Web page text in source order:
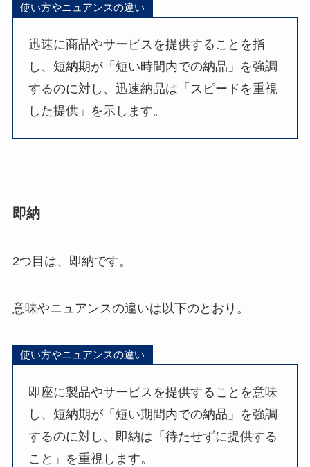
使い方やニュアンスの違い
迅速に商品やサービスを提供することを指
し、短納期が「短い時間内での納品」を強調
するのに対し、迅速納品は「スピードを重視
した提供」を示します。
即納
2つ目は、即納です。
意味やニュアンスの違いは以下のとおり。
使い方やニュアンスの違い
即座に製品やサービスを提供することを意味
し、短納期が「短い期間内での納品」を強調
するのに対し、即納は「待たせずに提供する
こと」を重視します。